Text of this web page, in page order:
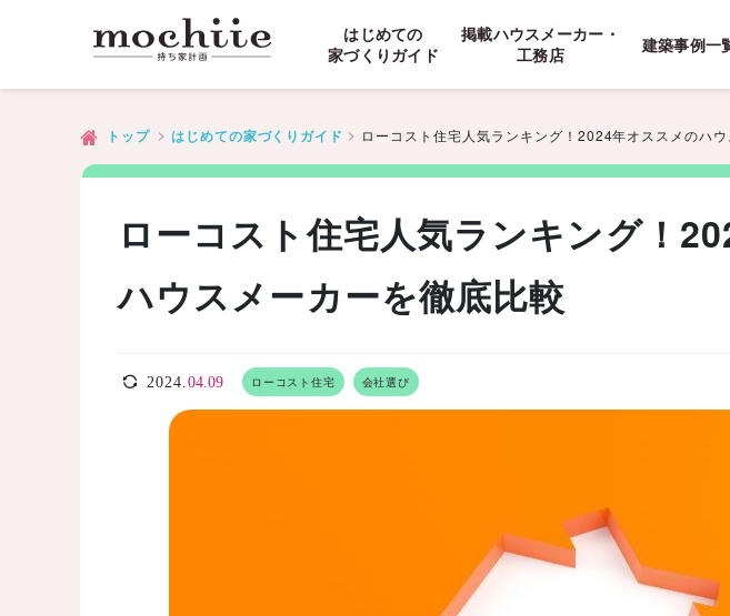
はじめての
家づくりガイド
掲載ハウスメーカー・
工務店
建築事例一
トップ はじめての家づくりガイド ローコスト住宅人気ランキング！2024年オススメのハ
ローコスト住宅人気ランキング！
ハウスメーカーを徹底比較
2024.04.09 ローコスト住宅 会社選び